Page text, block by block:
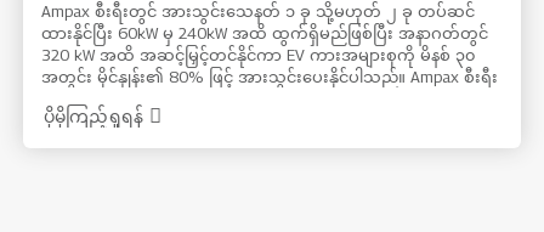
Ampax စီးရီးတွင် အားသွင်းသေနတ် ၁ ခု သို့မဟုတ် ၂ ခု တပ်ဆင်
ထားနိုင်ပြီး 60kW မှ 240kW အထိ ထွက်ရှိမည်ဖြစ်ပြီး အနာဂတ်တွင်
320 kW အထိ အဆင့်မြှင့်တင်နိုင်ကာ EV ကားအများစုကို မိနစ် ၃၀
အတွင်း မိုင်နှုန်း၏ 80% ဖြင့် အားသွင်းပေးနိုင်ပါသည်။ Ampax စီးရီး
လိုက်ပါ၊ ၎င်းတွင် ယခင်ကထက် ပိုမိုအဆင်ပြေစေရန်၊ အပြန်အလှန်
ပိုမိုကြည့်ရှုရန်